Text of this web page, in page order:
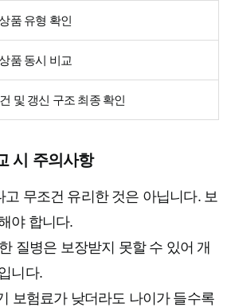
품 유형 확인
품 동시 비교
및 갱신 구조 최종 확인
시 주의사항
고 무조건 유리한 것은 아닙니다. 보
야 합니다.
질병은 보장받지 못할 수 있어 개
니다.
보험료가 낮더라도 나이가 들수록